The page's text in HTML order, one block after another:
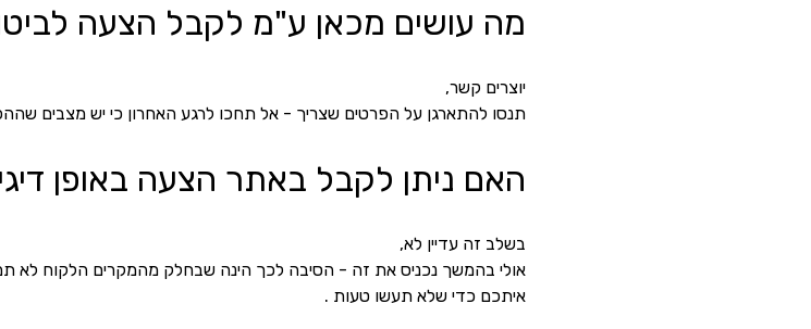
מה עושים מכאן ע"מ לקבל הצעה
יוצרים קשר,
תנסו להתארגן על הפרטים שצריך - אל תחכו לרגע האחרון כי יש מצבים
האם ניתן לקבל באתר הצעה באופן
בשלב זה עדיין לא,
אולי בהמשך נכניס את זה - הסיבה לכך הינה שבחלק מהמקרים הלקוח לא
איתכם כדי שלא תעשו טעות .